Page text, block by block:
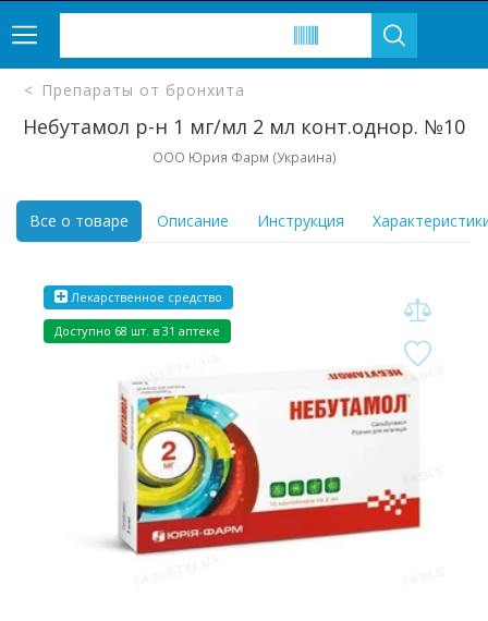
Препараты от бронхита
Небутамол р-н 1 мг/мл 2 мл конт.однор. №10
ООО Юрия Фарм (Украина)
Все о товаре Описание Инструкция
Лекарственное средство
Доступно 68 шт. в 31 аптеке